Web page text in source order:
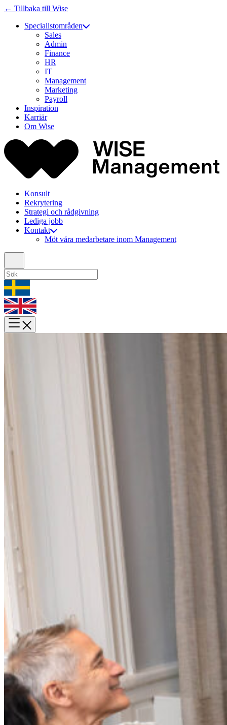
← Tillbaka till Wise
Specialistområden
Sales
Admin
Finance
HR
IT
Management
Marketing
Payroll
Inspiration
Karriär
Om Wise
Konsult
Rekrytering
Strategi och rådgivning
Lediga jobb
Kontakt
Möt våra medarbetare inom Management